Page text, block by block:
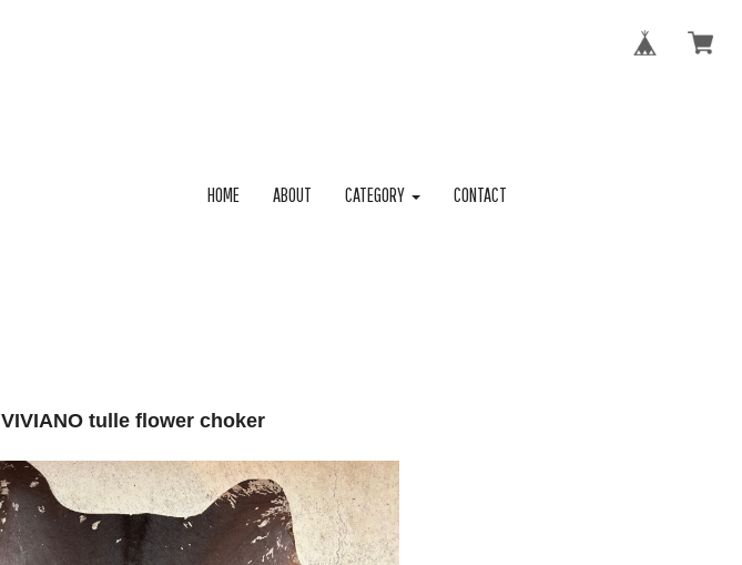
HOME ABOUT CATEGORY CONTACT
VIVIANO tulle flower choker